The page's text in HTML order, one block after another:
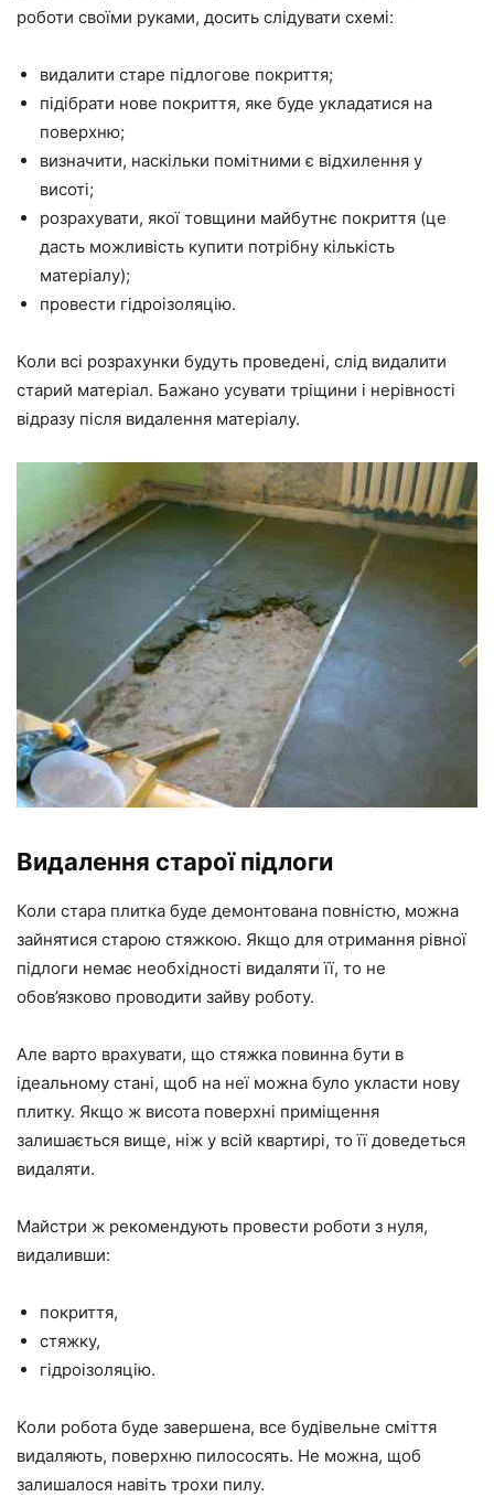
роботи своїми руками, досить слідувати схемі:
видалити старе підлогове покриття;
підібрати нове покриття, яке буде укладатися на
поверхню;
визначити, наскільки помітними є відхилення у
висоті;
розрахувати, якої товщини майбутнє покриття (це
дасть можливість купити потрібну кількість
матеріалу);
провести гідроізоляцію.
Коли всі розрахунки будуть проведені, слід видалити
старий матеріал. Бажано усувати тріщини і нерівності
відразу після видалення матеріалу.
Видалення старої підлоги
Коли стара плитка буде демонтована повністю, можна
зайнятися старою стяжкою. Якщо для отримання рівної
підлоги немає необхідності видаляти її, то не
обов’язково проводити зайву роботу.
Але варто врахувати, що стяжка повинна бути в
ідеальному стані, щоб на неї можна було укласти нову
плитку. Якщо ж висота поверхні приміщення
залишається вище, ніж у всій квартирі, то її доведеться
видаляти.
Майстри ж рекомендують провести роботи з нуля,
видаливши:
покриття,
стяжку,
гідроізоляцію.
Коли робота буде завершена, все будівельне сміття
видаляють, поверхню пилососять. Не можна, щоб
залишалося навіть трохи пилу.